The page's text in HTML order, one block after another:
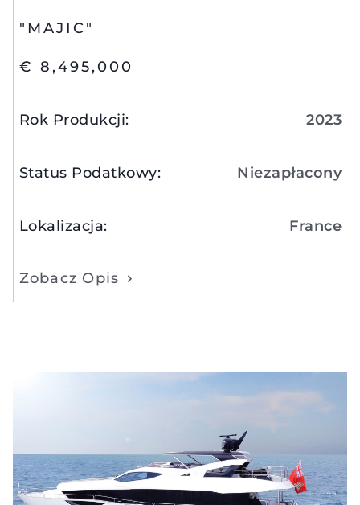
"MAJIC"
€ 8,495,000
Rok Produkcji: 2023
Status Podatkowy: Niezapłacony
Lokalizacja: France
Zobacz Opis